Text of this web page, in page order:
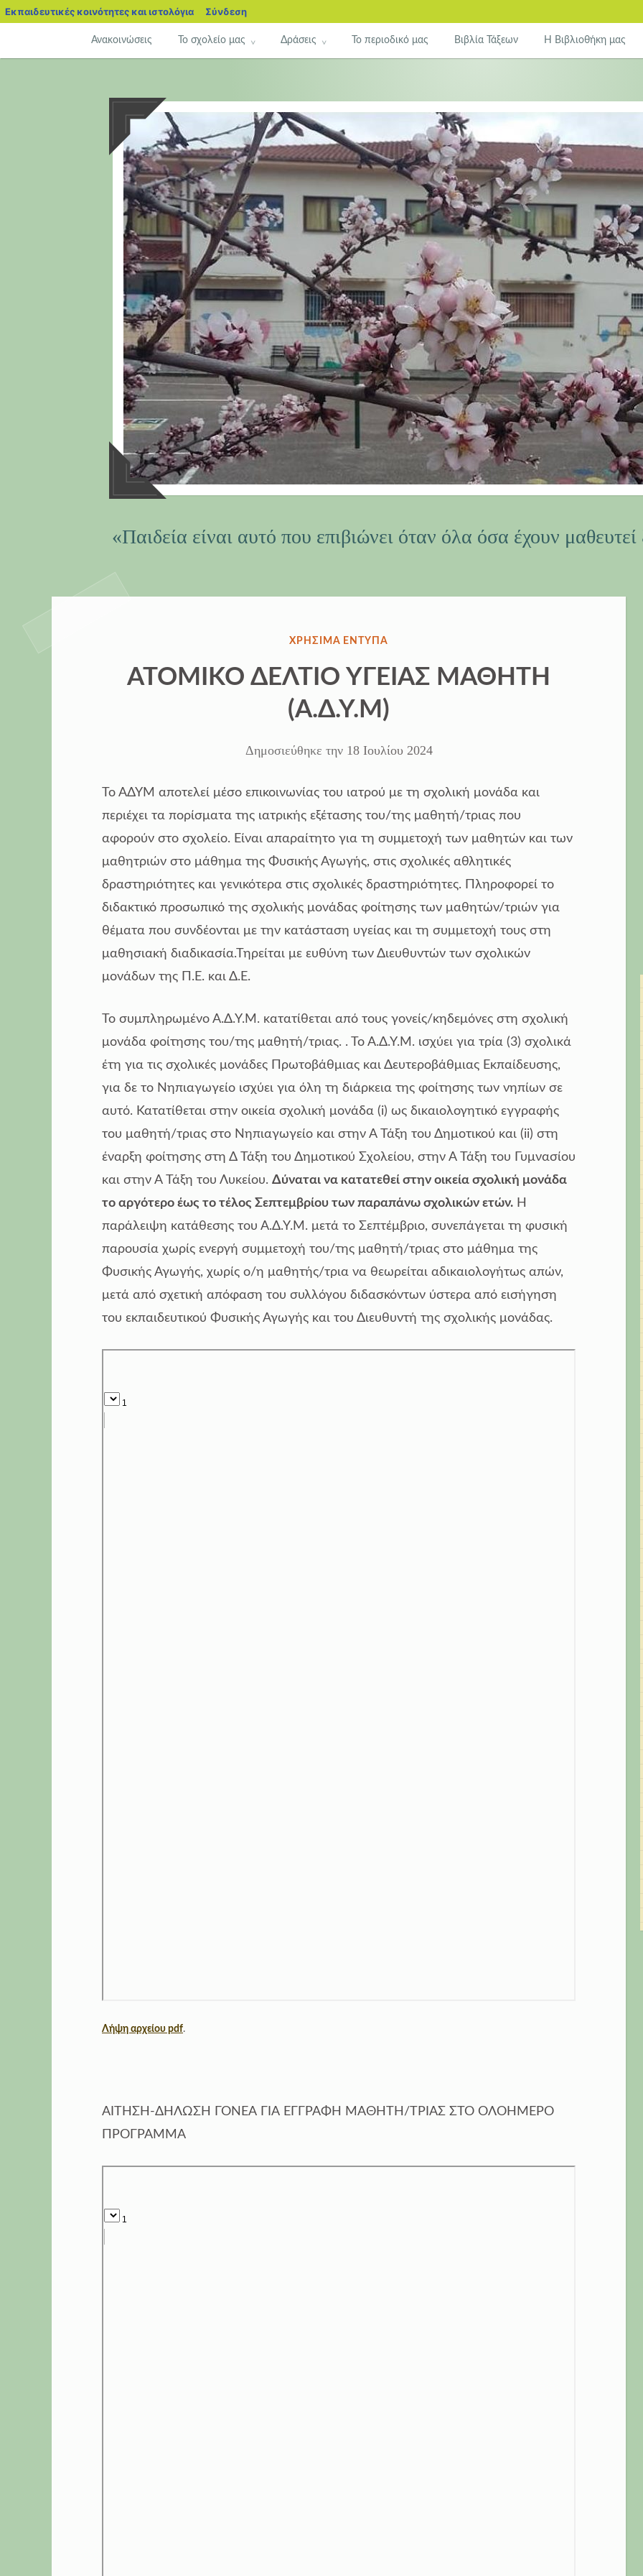
σε
Ανακοινώσεις Το σχολείο μας Δράσεις Το περιοδικό μας Βιβλία Τάξεων Η Βιβλιοθήκη μας
«Παιδεία είναι αυτό που επιβιώνει όταν όλα όσα έχουν
ΔΗΜΟΣΙΕΎΘΗΚΕ
ΧΡΉΣΙΜΑ ΈΝΤΥΠΑ
ΑΤΟΜΙΚΟ ΔΕΛΤΙΟ ΥΓΕΙΑΣ ΜΑΘΗΤΗ
(Α.Δ.Υ.Μ)
Δημοσιεύθηκε την 18 Ιουλίου 2024
Το ΑΔΥΜ αποτελεί μέσο επικοινωνίας του ιατρού με τη σχολική μονάδα και
περιέχει τα πορίσματα της ιατρικής εξέτασης του/της μαθητή/τριας που
αφορούν στο σχολείο. Είναι απαραίτητο για τη συμμετοχή των μαθητών και των
μαθητριών στο μάθημα της Φυσικής Αγωγής, στις σχολικές αθλητικές
δραστηριότητες και γενικότερα στις σχολικές δραστηριότητες. Πληροφορεί το
διδακτικό προσωπικό της σχολικής μονάδας φοίτησης των μαθητών/τριών για
θέματα που συνδέονται με την κατάσταση υγείας και τη συμμετοχή τους στη
μαθησιακή διαδικασία.Τηρείται με ευθύνη των Διευθυντών των σχολικών
μονάδων της Π.Ε. και Δ.Ε.
Το συμπληρωμένο Α.Δ.Υ.Μ. κατατίθεται από τους γονείς/κηδεμόνες στη σχολική
μονάδα φοίτησης του/της μαθητή/τριας. . Το Α.Δ.Υ.Μ. ισχύει για τρία (3) σχολικά
έτη για τις σχολικές μονάδες Πρωτοβάθμιας και Δευτεροβάθμιας Εκπαίδευσης,
για δε το Νηπιαγωγείο ισχύει για όλη τη διάρκεια της φοίτησης των νηπίων σε
αυτό. Κατατίθεται στην οικεία σχολική μονάδα (i) ως δικαιολογητικό εγγραφής
του μαθητή/τριας στο Νηπιαγωγείο και στην Α Τάξη του Δημοτικού και (ii) στη
έναρξη φοίτησης στη Δ Τάξη του Δημοτικού Σχολείου, στην Α Τάξη του Γυμνασίου
και στην Α Τάξη του Λυκείου. Δύναται να κατατεθεί στην οικεία σχολική μονάδα
το αργότερο έως το τέλος Σεπτεμβρίου των παραπάνω σχολικών ετών. Η
παράλειψη κατάθεσης του Α.Δ.Υ.Μ. μετά το Σεπτέμβριο, συνεπάγεται τη φυσική
παρουσία χωρίς ενεργή συμμετοχή του/της μαθητή/τριας στο μάθημα της
Φυσικής Αγωγής, χωρίς ο/η μαθητής/τρια να θεωρείται αδικαιολογήτως απών,
μετά από σχετική απόφαση του συλλόγου διδασκόντων ύστερα από εισήγηση
του εκπαιδευτικού Φυσικής Αγωγής και του Διευθυντή της σχολικής μονάδας.
Λήψη αρχείου pdf.
ΑΙΤΗΣΗ-ΔΗΛΩΣΗ ΓΟΝΕΑ ΓΙΑ ΕΓΓΡΑΦΗ ΜΑΘΗΤΗ/ΤΡΙΑΣ ΣΤΟ ΟΛΟΗΜΕΡΟ
ΠΡΟΓΡΑΜΜΑ
Εκπαιδευτικές κοινότητες και ιστολόγια blogs.sch.gr
Σύνδεση